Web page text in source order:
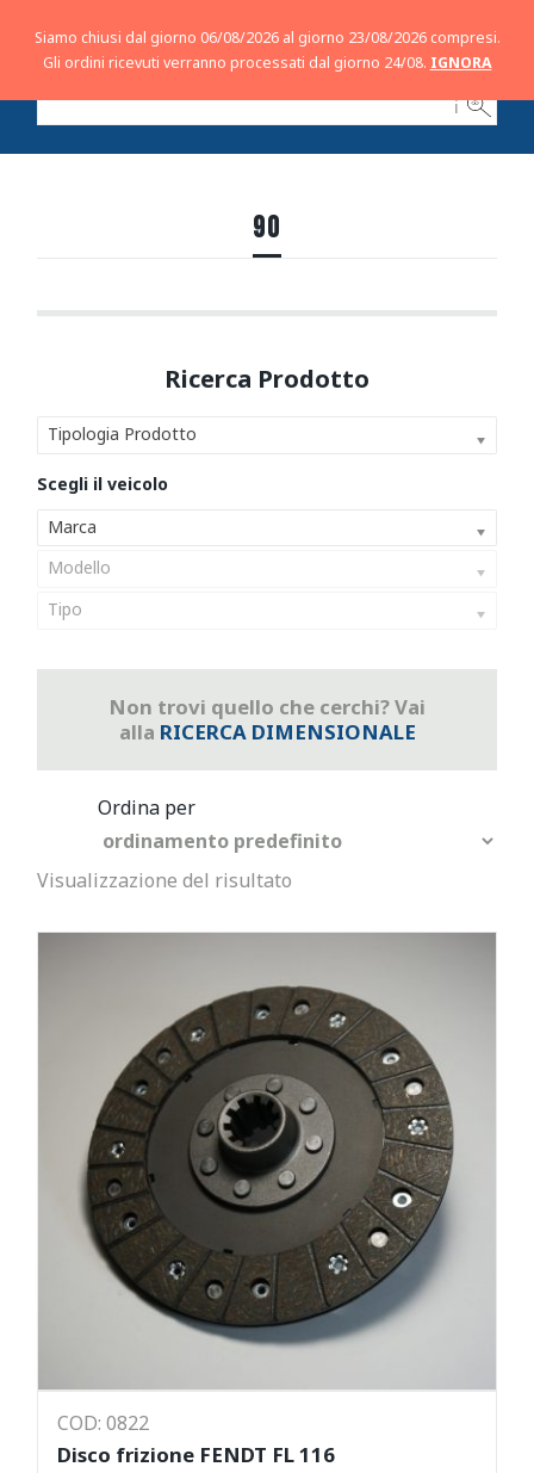
ℹ
90
Tipologia Prodotto
Marca
Modello
Tipo
Non trovi quello che cerchi? Vai
alla RICERCA DIMENSIONALE
Visualizzazione del risultato
COD: 0822
Disco frizione FENDT FL 116
Siamo chiusi dal giorno 06/08/2026 al giorno 23/08/2026 compresi.
Gli ordini ricevuti verranno processati dal giorno 24/08. IGNORA